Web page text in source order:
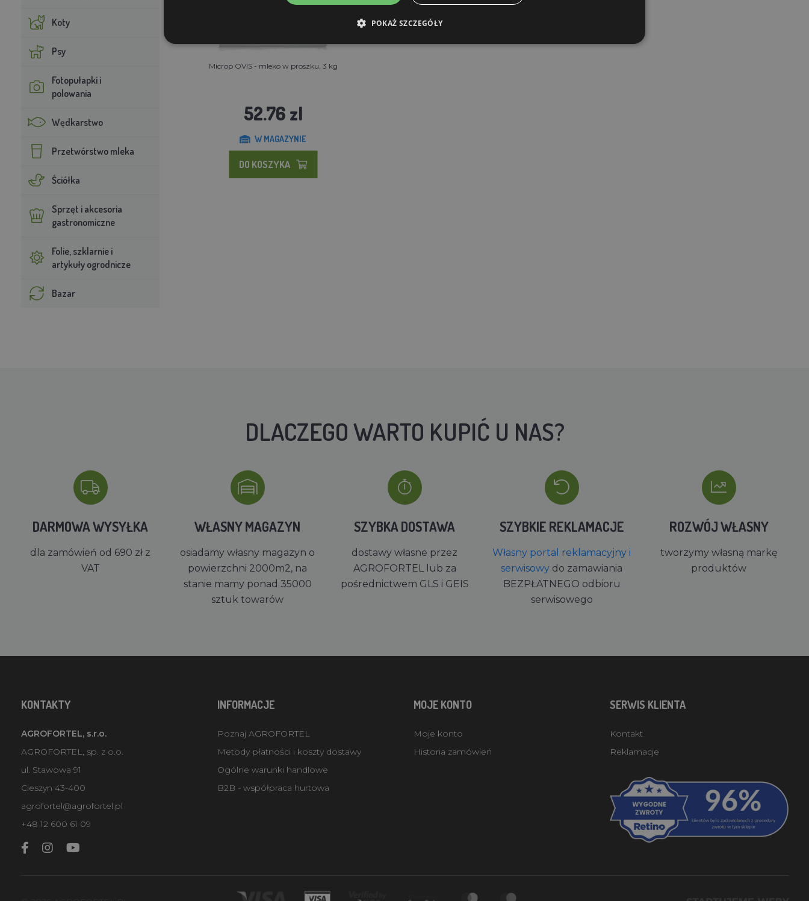
Koty
Psy
Fotopułapki i
polowania
Wędkarstwo
Przetwórstwo mleka
Ściółka
Sprzęt i akcesoria
gastronomiczne
Folie, szklarnie i
artykuły ogrodnicze
Bazar
Microp OVIS - mleko w proszku, 3 kg
52.76 zl
W MAGAZYNIE
DO KOSZYKA
DLACZEGO WARTO KUPIĆ U NAS?
DARMOWA WYSYŁKA
dla zamówień od 690 zł z
VAT
WŁASNY MAGAZYN
osiadamy własny magazyn o
powierzchni 2000m2, na
stanie mamy ponad 35000
sztuk towarów
SZYBKA DOSTAWA
dostawy własne przez
AGROFORTEL lub za
pośrednictwem GLS i GEIS
SZYBKIE REKLAMACJE
Własny portal reklamacyjny i
serwisowy do zamawiania
BEZPŁATNEGO odbioru
serwisowego
ROZWÓJ WŁASNY
tworzymy własną markę
produktów
KONTAKTY
AGROFORTEL, s.r.o.
AGROFORTEL, sp. z o.o.
ul. Stawowa 91
Cieszyn 43-400
agrofortel@agrofortel.pl
+48 12 600 61 09
INFORMACJE
Poznaj AGROFORTEL
Metody płatności i koszty dostawy
Ogólne warunki handlowe
B2B - współpraca hurtowa
MOJE KONTO
Moje konto
Historia zamówień
SERWIS KLIENTA
Kontakt
Reklamacje
POKAŻ SZCZEGÓŁY